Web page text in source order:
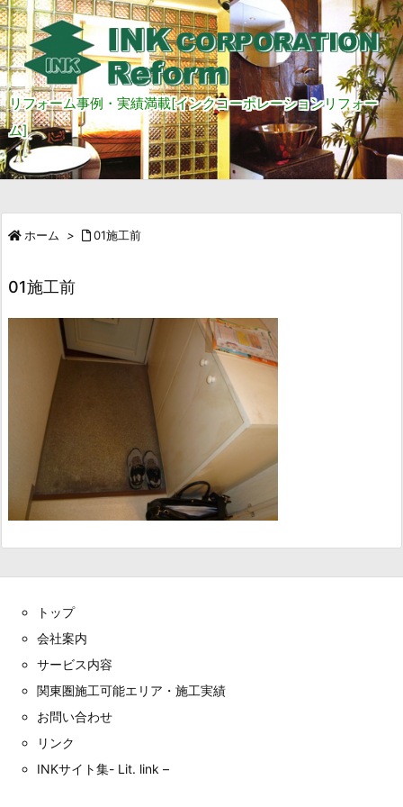
リフォーム事例・実績満載[インクコーポレーションリフォー
ム]
ホーム > 01施工前
01施工前
トップ
会社案内
サービス内容
関東圏施工可能エリア・施工実績
お問い合わせ
リンク
INKサイト集- Lit. link –